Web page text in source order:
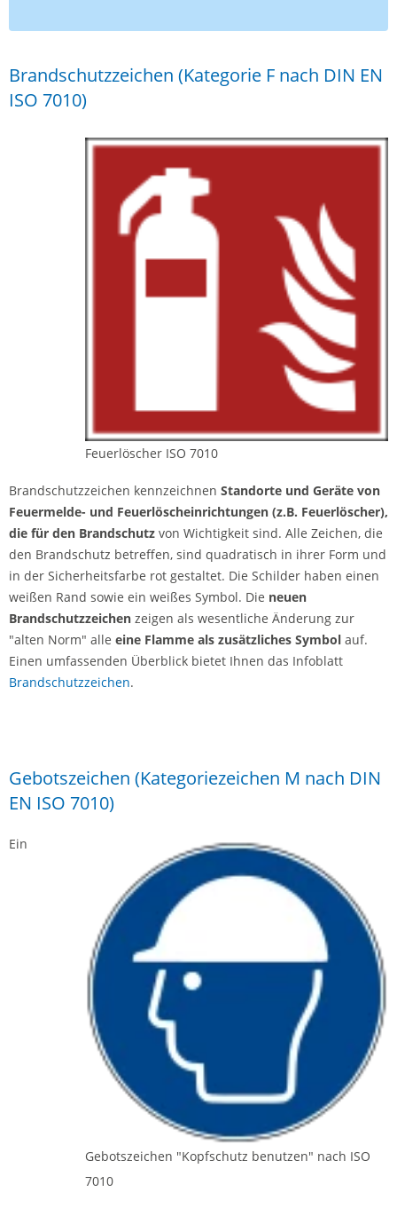
Brandschutzzeichen (Kategorie F nach DIN EN
ISO 7010)
Feuerlöscher ISO 7010
Brandschutzzeichen kennzeichnen Standorte und Geräte von
Feuermelde- und Feuerlöscheinrichtungen (z.B. Feuerlöscher),
die für den Brandschutz von Wichtigkeit sind. Alle Zeichen, die
den Brandschutz betreffen, sind quadratisch in ihrer Form und
in der Sicherheitsfarbe rot gestaltet. Die Schilder haben einen
weißen Rand sowie ein weißes Symbol. Die neuen
Brandschutzzeichen zeigen als wesentliche Änderung zur
"alten Norm" alle eine Flamme als zusätzliches Symbol auf.
Einen umfassenden Überblick bietet Ihnen das Infoblatt
Brandschutzzeichen.
Gebotszeichen (Kategoriezeichen M nach DIN
EN ISO 7010)
Gebotszeichen "Kopfschutz benutzen" nach ISO
7010
Ein